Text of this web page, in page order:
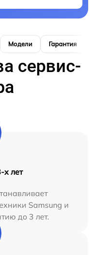
Модели Гарантия
сервис-
х лет
Samsung и
до 3 лет.